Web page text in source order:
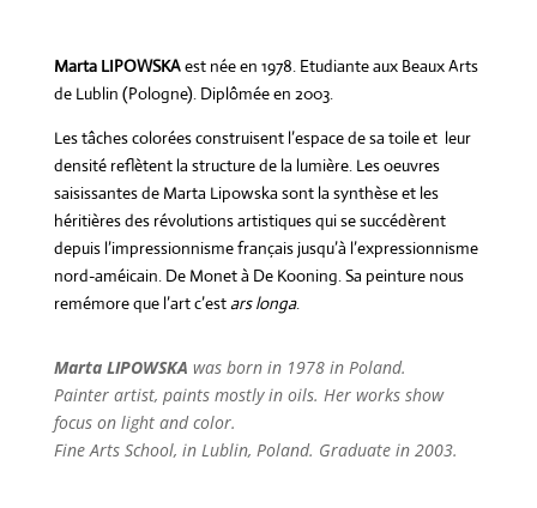
Marta LIPOWSKAest née en 1978. Etudiante aux Beaux Arts
de Lublin (Pologne). Diplômée en 2003.
Les tâches colorées construisent l’espace de sa toile et leur
densité reflètent la structure de la lumière. Les oeuvres
saisissantes de Marta Lipowska sont la synthèse et les
héritières des révolutions artistiques qui se succédèrent
depuis l’impressionnisme français jusqu’à l’expressionnisme
nord-améicain. De Monet à De Kooning. Sa peinture nous
remémore que l’art c’estars longa.
Marta LIPOWSKA was born in 1978 in Poland.
Painter artist, paints mostly in oils. Her works show
focus on light and color.
Fine Arts School, in Lublin, Poland. Graduate in 2003.